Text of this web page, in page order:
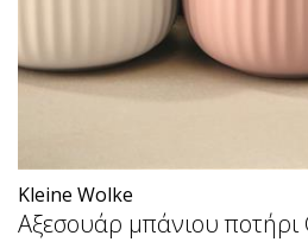
Kleine Wolke
Αξεσουάρ μπάνιου ποτήρι